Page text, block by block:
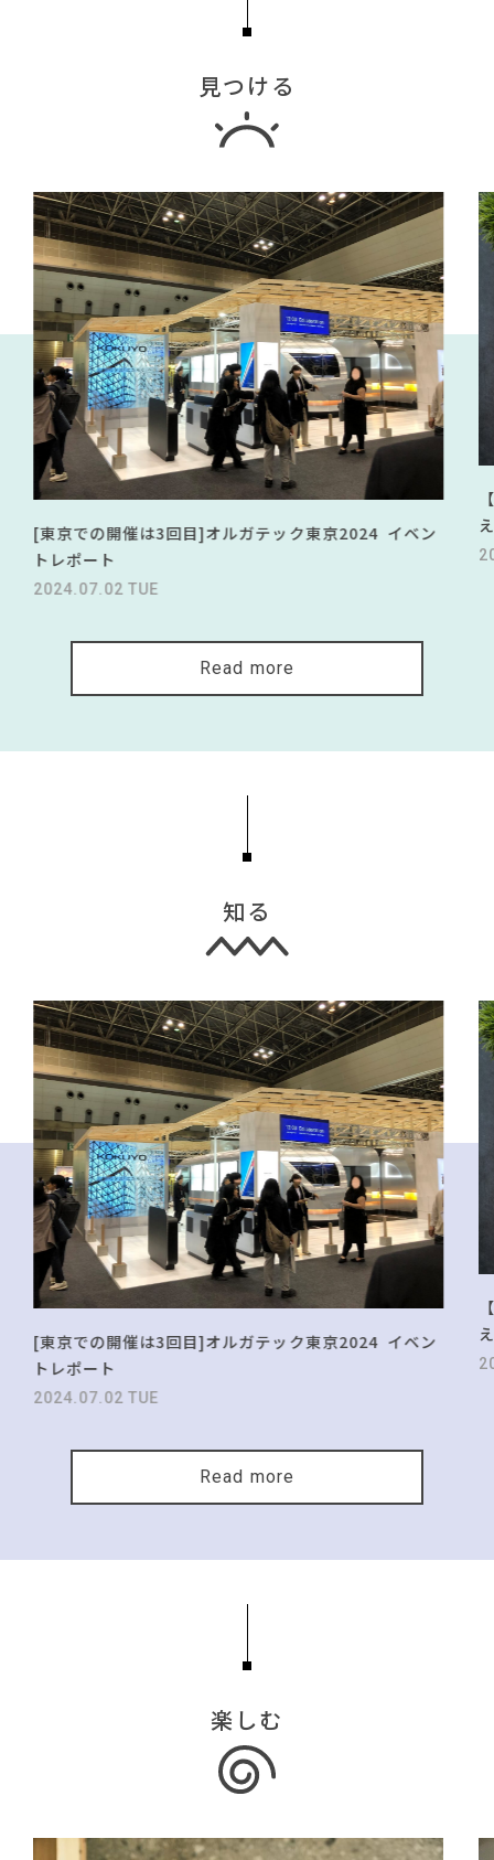
見つける
[東京での開催は3回目]オルガテック東京2024 イベン
トレポート
2024.07.02 TUE
Read more
知る
[東京での開催は3回目]オルガテック東京2024 イベン
トレポート
2024.07.02 TUE
Read more
楽しむ